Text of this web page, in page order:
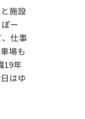
施設
ー
仕事
場も
19年
はゆ